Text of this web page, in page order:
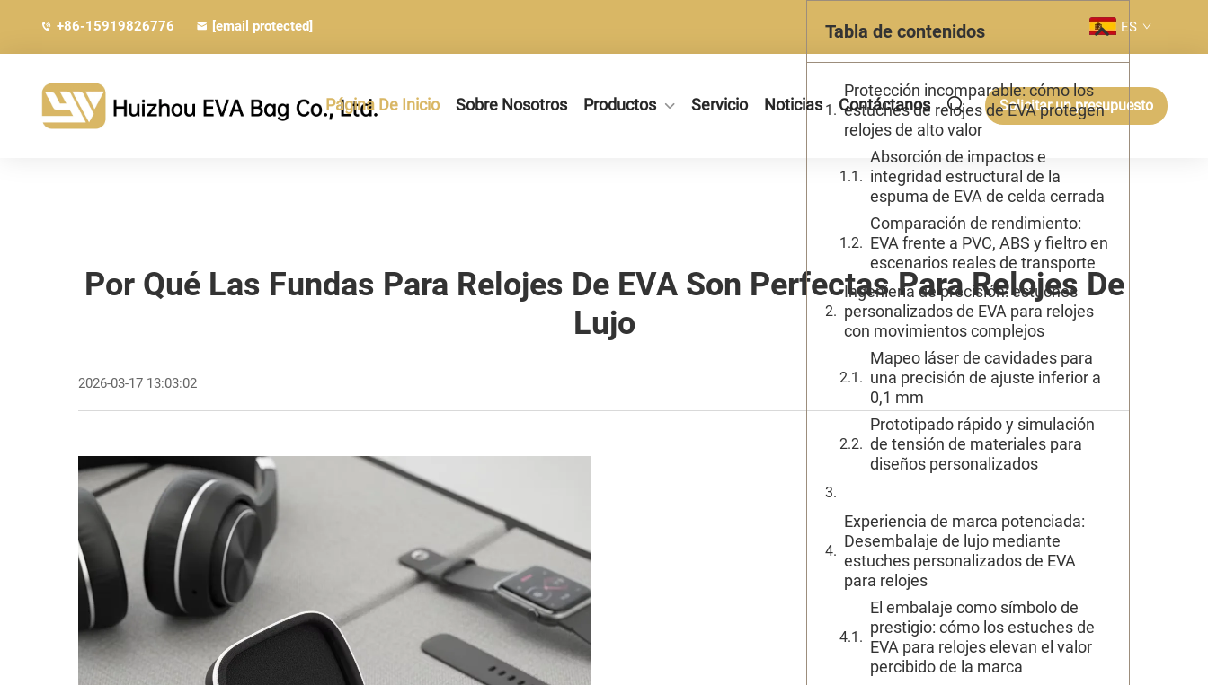
+86-15919826776 [email protected] ES
Página De Inicio Sobre Nosotros Productos Servicio Noticias Contáctanos Solicitar un presupuesto
Por Qué Las Fundas Para Relojes De EVA Son Perfectas Para Relojes De
Lujo
2026-03-17 13:03:02
Tabla de contenidos
Protección incomparable: cómo los
estuches de relojes de EVA protegen
relojes de alto valor
Absorción de impactos e
integridad estructural de la
espuma de EVA de celda cerrada
Comparación de rendimiento:
EVA frente a PVC, ABS y fieltro en
escenarios reales de transporte
Ingeniería de precisión: estuches
personalizados de EVA para relojes
con movimientos complejos
Mapeo láser de cavidades para
una precisión de ajuste inferior a
0,1 mm
Prototipado rápido y simulación
de tensión de materiales para
diseños personalizados
Experiencia de marca potenciada:
Desembalaje de lujo mediante
estuches personalizados de EVA
para relojes
El embalaje como símbolo de
prestigio: cómo los estuches de
EVA para relojes elevan el valor
percibido de la marca